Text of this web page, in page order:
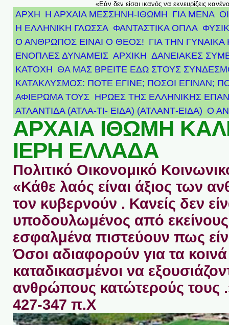
«Εάν δεν είσαι ικανός να εκνευρίζεις
ΑΡΧΗ Η ΑΡΧΑΙΑ ΜΕΣΣΗΝΗ-ΙΘΩΜΗ ΓΙΑ ΜΕΝΑ
Η ΕΛΛΗΝΙΚΗ ΓΛΩΣΣΑ ΦΑΝΤΑΣΤΙΚΑ ΟΠΛΑ
Ο ΑΝΘΡΩΠΟΣ ΕΙΝΑΙ Ο ΘΕΟΣ! ΓΙΑ ΤΗΝ ΓΥΝΑΙΚΑ
ΕΝΟΠΛΕΣ ΔΥΝΑΜΕΙΣ ΑΡΧΙΚΉ ΔΑΝΕΙΑΚΕΣ
ΚΑΤΟΧΗ ΘΑ ΜΑΣ ΒΡΕΙΤΕ ΕΔΩ ΣΤΟΥΣ
ΚΑΤΑΚΛΥΣΜΟΣ: ΠΟΤΕ ΕΓΙΝΕ; ΠΟΣΟΙ ΕΓΙΝΑΝ;
ΑΦΙΈΡΩΜΑ ΤΟΥΣ ΉΡΩΕΣ ΤΗΣ ΕΛΛΗΝΙΚΉΣ
ΑΤΛΑΝΤΊΔΑ (ΑΤΛΑ-ΤΙ- ΕΙΔΑ) (ΑΤΛΑΝΤ-ΕΙΔΑ) Ο
ΑΡΧΑΙΑ ΙΘΩΜΗ
ΙΕΡΗ ΕΛΛΑΔΑ
Πολιτικό Οικονομικό
«Κάθε λαός είναι άξιος των
τον κυβερνούν . Κανείς δεν
υποδουλωμένος από
εσφαλμένα πιστεύουν πως
Όσοι αδιαφορούν για τα κοινά
καταδικασμένοι να
ανθρώπους κατώτερούς τους
427-347 π.Χ